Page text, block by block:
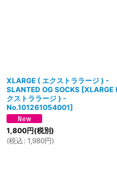
XLARGE ( エクストララージ ) -
SLANTED OG SOCKS [XLARGE
クストララージ ) -
No.101261054001]
1,800円(税別)
(税込 : 1,980円)